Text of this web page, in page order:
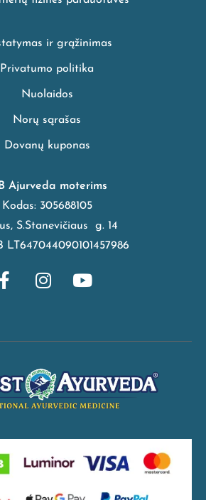
ir grąžinimas
Privatumo politika
Nuolaidos
Norų sąrašas
Dovanų kuponas
Ajurveda moterims
Kodas: 305688105
S.Stanevičiaus g. 14
LT647044090101457986